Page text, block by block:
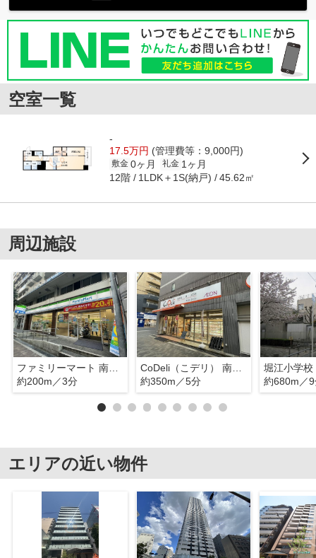
空室一覧
-
17.5万円 (管理費等：9,000円)
敷金 0ヶ月 礼金 1ヶ月
12階 1LDK＋1S(納戸) 45.62㎡
周辺施設
ファミリーマート 南堀江一丁目店
約200m／3分
CoDeli（こデリ） 南堀江2丁目店
約350m／5分
堀江小学校
約680m／
エリアの近い物件